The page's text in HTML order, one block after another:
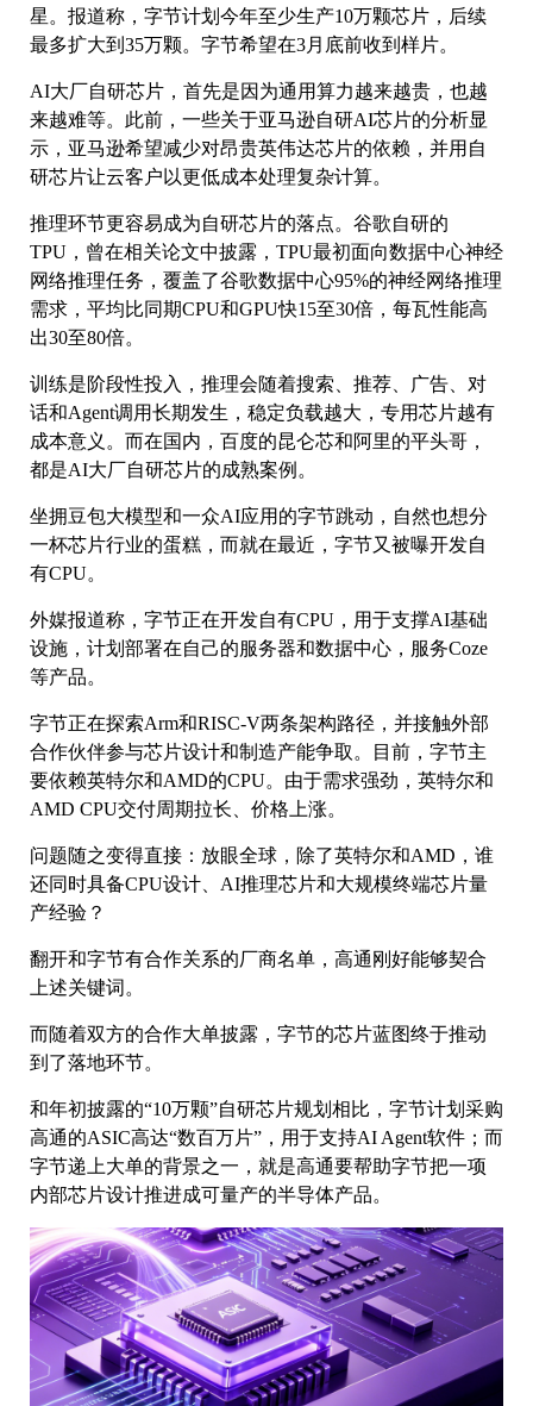
星。报道称，字节计划今年至少生产10万颗芯片，后续
最多扩大到35万颗。字节希望在3月底前收到样片。
AI大厂自研芯片，首先是因为通用算力越来越贵，也越
来越难等。此前，一些关于亚马逊自研AI芯片的分析显
示，亚马逊希望减少对昂贵英伟达芯片的依赖，并用自
研芯片让云客户以更低成本处理复杂计算。
推理环节更容易成为自研芯片的落点。谷歌自研的
TPU，曾在相关论文中披露，TPU最初面向数据中心神经
网络推理任务，覆盖了谷歌数据中心95%的神经网络推理
需求，平均比同期CPU和GPU快15至30倍，每瓦性能高
出30至80倍。
训练是阶段性投入，推理会随着搜索、推荐、广告、对
话和Agent调用长期发生，稳定负载越大，专用芯片越有
成本意义。而在国内，百度的昆仑芯和阿里的平头哥，
都是AI大厂自研芯片的成熟案例。
坐拥豆包大模型和一众AI应用的字节跳动，自然也想分
一杯芯片行业的蛋糕，而就在最近，字节又被曝开发自
有CPU。
外媒报道称，字节正在开发自有CPU，用于支撑AI基础
设施，计划部署在自己的服务器和数据中心，服务Coze
等产品。
字节正在探索Arm和RISC-V两条架构路径，并接触外部
合作伙伴参与芯片设计和制造产能争取。目前，字节主
要依赖英特尔和AMD的CPU。由于需求强劲，英特尔和
AMD CPU交付周期拉长、价格上涨。
问题随之变得直接：放眼全球，除了英特尔和AMD，谁
还同时具备CPU设计、AI推理芯片和大规模终端芯片量
产经验？
翻开和字节有合作关系的厂商名单，高通刚好能够契合
上述关键词。
而随着双方的合作大单披露，字节的芯片蓝图终于推动
到了落地环节。
和年初披露的“10万颗”自研芯片规划相比，字节计划采购
高通的ASIC高达“数百万片”，用于支持AI Agent软件；而
字节递上大单的背景之一，就是高通要帮助字节把一项
内部芯片设计推进成可量产的半导体产品。